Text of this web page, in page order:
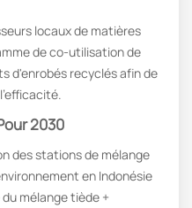
locaux de matières
de co-utilisation de
d'enrobés recyclés afin de
2030
des stations de mélange
en Indonésie
mélange tiède +